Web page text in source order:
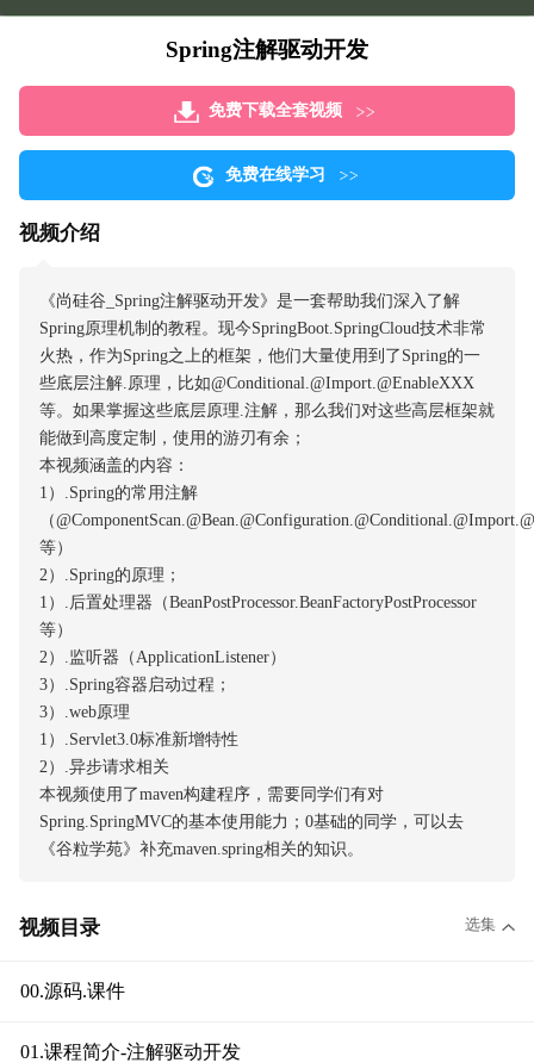
Spring注解驱动开发
免费下载全套视频
免费在线学习
视频介绍
《尚硅谷_Spring注解驱动开发》是一套帮助我们深入了解
Spring原理机制的教程。现今SpringBoot.SpringCloud技术非常
火热，作为Spring之上的框架，他们大量使用到了Spring的一
些底层注解.原理，比如@Conditional.@Import.@EnableXXX
等。如果掌握这些底层原理.注解，那么我们对这些高层框架就
能做到高度定制，使用的游刃有余；
本视频涵盖的内容：
1）.Spring的常用注解
（
等）
2）.Spring的原理；
1）.后置处理器（BeanPostProcessor.BeanFactoryPostProcessor
等）
2）.监听器（ApplicationListener）
3）.Spring容器启动过程；
3）.web原理
1）.Servlet3.0标准新增特性
2）.异步请求相关
本视频使用了maven构建程序，需要同学们有对
Spring.SpringMVC的基本使用能力；0基础的同学，可以去
《谷粒学苑》补充maven.spring相关的知识。
视频目录 选集
00.源码.课件
01.课程简介-注解驱动开发